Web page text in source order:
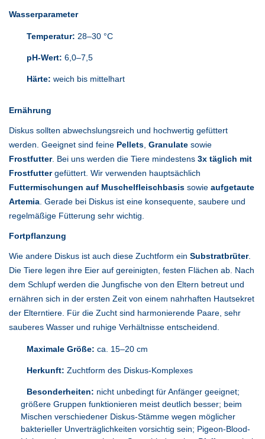
Wasserparameter
Temperatur: 28–30 °C
pH-Wert: 6,0–7,5
Härte: weich bis mittelhart
Ernährung
Diskus sollten abwechslungsreich und hochwertig gefüttert
werden. Geeignet sind feine Pellets, Granulate sowie
Frostfutter. Bei uns werden die Tiere mindestens 3x täglich mit
Frostfuttergefüttert. Wir verwenden hauptsächlich
Futtermischungen auf Muschelfleischbasis sowie aufgetaute
Artemia. Gerade bei Diskus ist eine konsequente, saubere und
regelmäßige Fütterung sehr wichtig.
Fortpflanzung
Wie andere Diskus ist auch diese Zuchtform ein Substratbrüter.
Die Tiere legen ihre Eier auf gereinigten, festen Flächen ab. Nach
dem Schlupf werden die Jungfische von den Eltern betreut und
ernähren sich in der ersten Zeit von einem nahrhaften Hautsekret
der Elterntiere. Für die Zucht sind harmonierende Paare, sehr
sauberes Wasser und ruhige Verhältnisse entscheidend.
Maximale Größe: ca. 15–20 cm
Herkunft: Zuchtform des Diskus-Komplexes
Besonderheiten: nicht unbedingt für Anfänger geeignet;
größere Gruppen funktionieren meist deutlich besser; beim
Mischen verschiedener Diskus-Stämme wegen möglicher
bakterieller Unverträglichkeiten vorsichtig sein; Pigeon-Blood-